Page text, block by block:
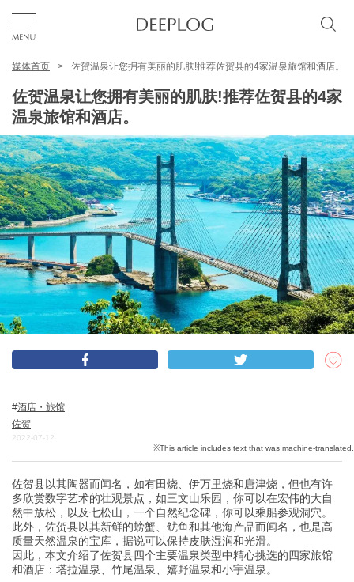
TOP
区域
特色主题
简体中文
关於DEEPLOG
隐私政策
联系我们
网站营运公司
招募旅游作家
媒体首页 佐贺温泉让您拥有美丽的肌肤!推荐佐贺县的4家温泉旅馆和酒店。
佐贺温泉让您拥有美丽的肌肤!推荐佐贺县的4家
温泉旅馆和酒店。
酒店・旅馆
佐贺
2022-07-12
佐贺县以其陶器而闻名，如有田烧、伊万里烧和唐津烧，但也有许
多欣赏数字艺术的壮观景点，如三文山乐园，你可以在宏伟的大自
然中放松，以及七松山，一个自然纪念碑，你可以乘船参观洞穴。
此外，佐贺县以其新鲜的螃蟹、鱿鱼和其他海产品而闻名，也是高
质量天然温泉的宝库，据说可以保持皮肤湿润和光滑。
因此，本文介绍了佐贺县四个主要温泉类型中精心挑选的四家旅馆
和酒店：塔拉温泉、竹尾温泉、嬉野温泉和小宇温泉。